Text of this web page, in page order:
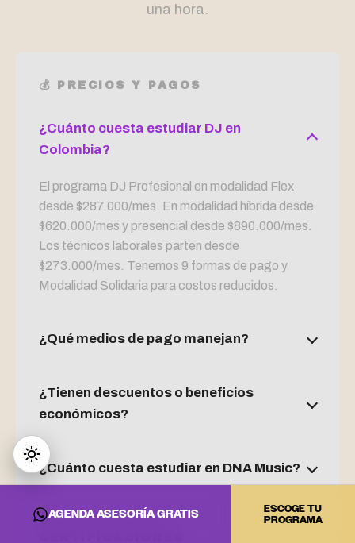
una hora.
💰 PRECIOS Y PAGOS
¿Cuánto cuesta estudiar DJ en
Colombia?
El programa DJ Profesional en modalidad Flex
desde $287.000/mes. En modalidad híbrida desde
$620.000/mes y presencial desde $890.000/mes.
Los técnicos laborales parten desde
$273.000/mes. Tenemos 9 formas de pago y
Modalidad Solidaria para costos reducidos.
¿Qué medios de pago manejan?
¿Tienen descuentos o beneficios
económicos?
¿Cuánto cuesta estudiar en DNA Music?
🎓 PROGRAMAS Y
AGENDA ASESORÍA GRATIS ESCOGE TU
PROGRAMA